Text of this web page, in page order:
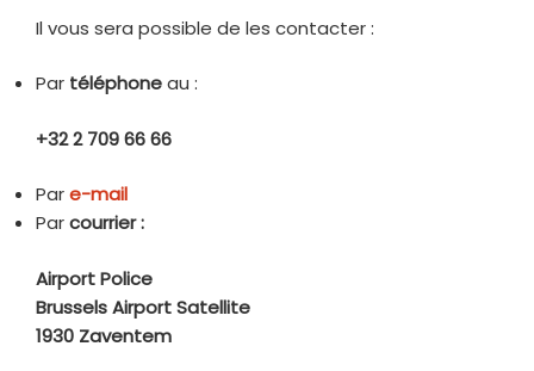
Il vous sera possible de les contacter :
Par téléphoneau :
+32 2 709 66 66
Pare-mail
Parcourrier :
Airport Police
Brussels Airport Satellite
1930 Zaventem